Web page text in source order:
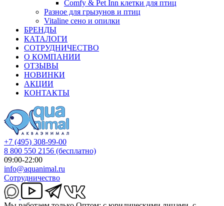
Comfy & Pet Inn клетки для птиц
Разное для грызунов и птиц
Vitaline сено и опилки
БРЕНДЫ
КАТАЛОГИ
СОТРУДНИЧЕСТВО
О КОМПАНИИ
ОТЗЫВЫ
НОВИНКИ
АКЦИИ
КОНТАКТЫ
+7 (495) 308-99-00
8 800 550 2156 (бесплатно)
09:00-22:00
info@aquanimal.ru
Сотрудничество